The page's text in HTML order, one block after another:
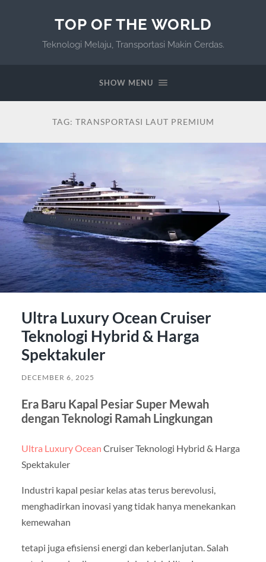
TOP OF THE WORLD
Teknologi Melaju, Transportasi Makin Cerdas.
SHOW MENU
TAG: TRANSPORTASI LAUT PREMIUM
Ultra Luxury Ocean Cruiser
Teknologi Hybrid & Harga
Spektakuler
DECEMBER 6, 2025
Era Baru Kapal Pesiar Super Mewah
dengan Teknologi Ramah Lingkungan
Ultra Luxury Ocean Cruiser Teknologi Hybrid & Harga
Spektakuler
Industri kapal pesiar kelas atas terus berevolusi,
menghadirkan inovasi yang tidak hanya menekankan
kemewahan
tetapi juga efisiensi energi dan keberlanjutan. Salah